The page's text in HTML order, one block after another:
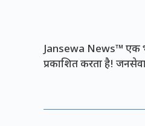
Jansewa News™ एक
प्रकाशित करता है!